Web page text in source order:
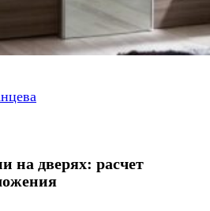
на дверях: расчет